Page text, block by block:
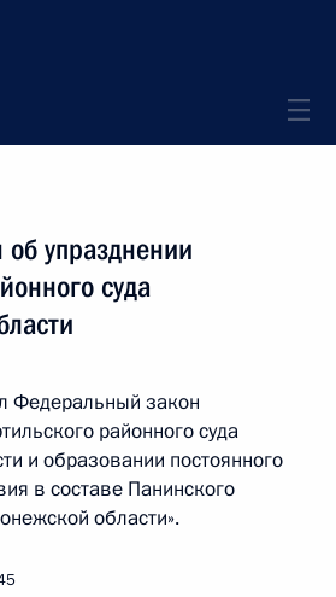
упразднении
суда
Федеральный закон
районного суда
и образовании постоянного
в составе Панинского
области».